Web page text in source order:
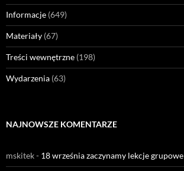
Informacje (649)
Materiały (67)
Treści wewnętrzne (198)
Wydarzenia (63)
NAJNOWSZE KOMENTARZE
mskitek- 18 września zaczynamy lekcje grupowe